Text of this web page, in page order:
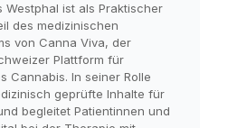
Westphal ist als Praktischer
des medizinischen
von Canna Viva, der
Plattform für
Cannabis. In seiner Rolle
geprüfte Inhalte für
begleitet Patientinnen und